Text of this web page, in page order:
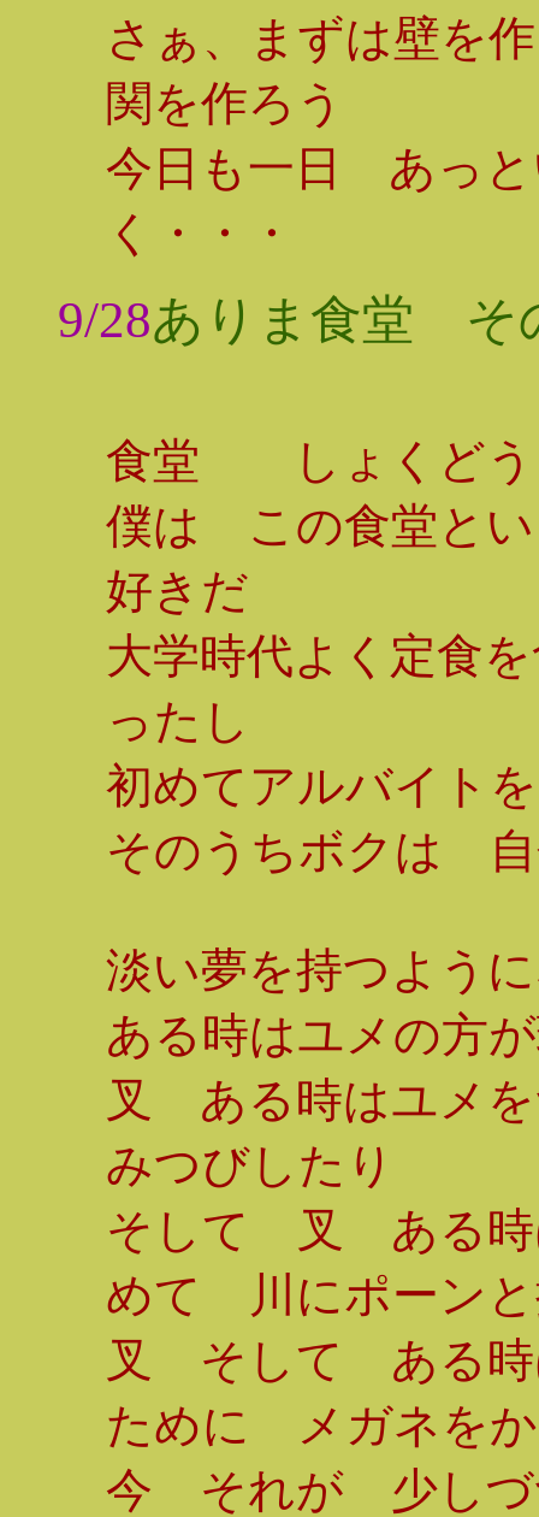
さぁ、まずは壁
関を作ろう
今日も一日 あっと
く・・・
9/28ありま食堂
食堂 しょくど
僕は この食堂と
好きだ
大学時代よく定食
ったし
初めてアルバイト
そのうちボクは 自
淡い夢を持つよう
ある時はユメの方
叉 ある時はユメ
みつびしたり
そして 叉 ある時
めて 川にポーン
叉 そして ある時
ために メガネを
今 それが 少しづ